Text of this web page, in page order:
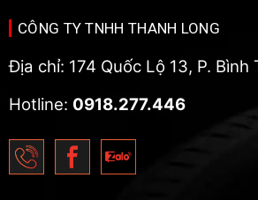
CÔNG TY TNHH THANH LONG
Địa chỉ: 174 Quốc Lộ 13, P. Bình
Hotline: 0918.277.446